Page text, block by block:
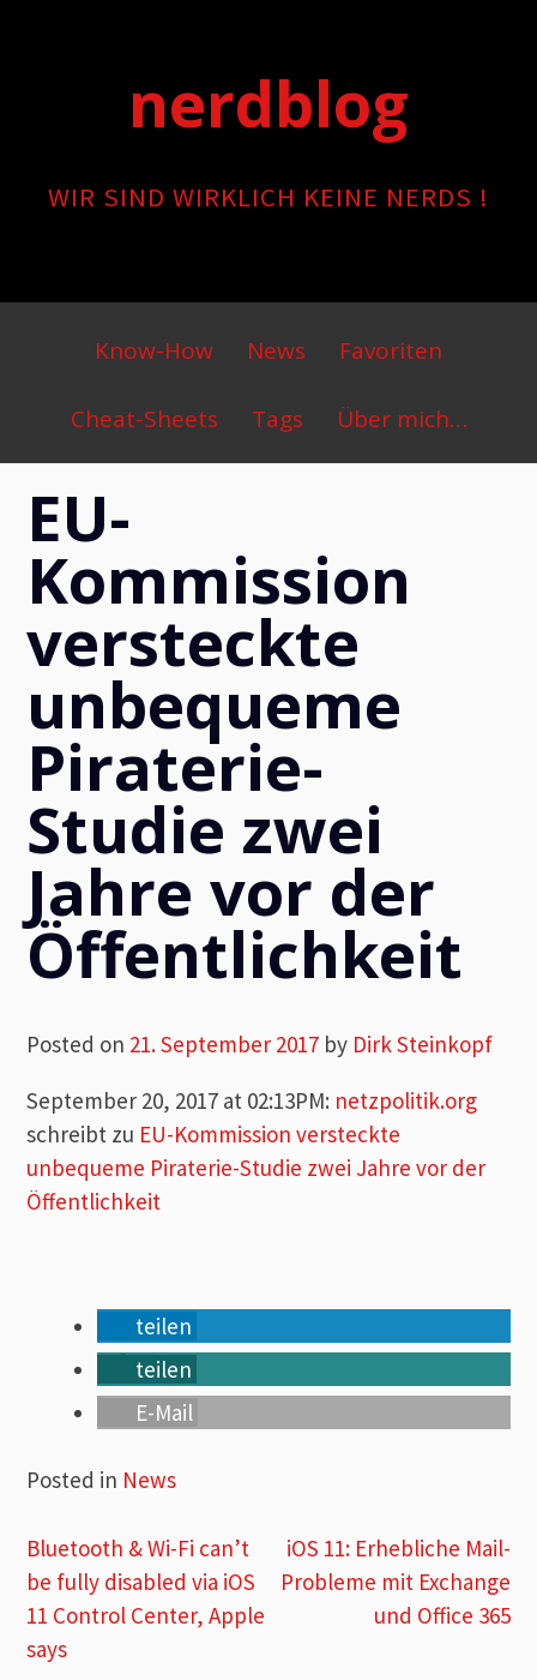
nerdblog
WIR SIND WIRKLICH KEINE NERDS !
Primary
Menu
Know-How News Favoriten
Cheat-Sheets Tags Über mich…
EU-
Kommission
versteckte
unbequeme
Piraterie-
Studie zwei
Jahre vor der
Öffentlichkeit
Posted on 21. September 2017 by Dirk Steinkopf
September 20, 2017 at 02:13PM: netzpolitik.org
schreibt zu EU-Kommission versteckte
unbequeme Piraterie-Studie zwei Jahre vor der
Öffentlichkeit
teilen
teilen
E-Mail
Posted in News
Beitragsnavigation
Bluetooth & Wi-Fi can’t
be fully disabled via iOS
11 Control Center, Apple
says
iOS 11: Erhebliche Mail-
Probleme mit Exchange
und Office 365